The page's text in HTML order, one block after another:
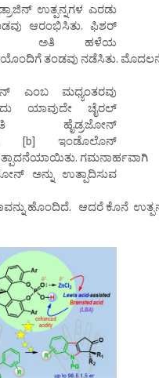
ಉತ್ಪನ್ನಗಳ ಎರಡು
ಆರಂಭಿಸಿತು. ಫಿಶರ್
ಅತಿ ಹಳೆಯ
ತಂಡವು ನಡೆಸಿತು.
ಎಂಬ ಮಧ್ಯಂತರವು
ಯಾವುದೇ ಚೈರಲ್
ಹೈಡ್ರಜೋನ್
[b] ಇಂಡೊಲೊನ್
ಗಮನಾರ್ಹವಾಗಿ
ಅನ್ನು ಉತ್ಪಾದಿಸುವ
ಹೊಂದಿದೆ. ಆದರೆ ಕೊನೆ